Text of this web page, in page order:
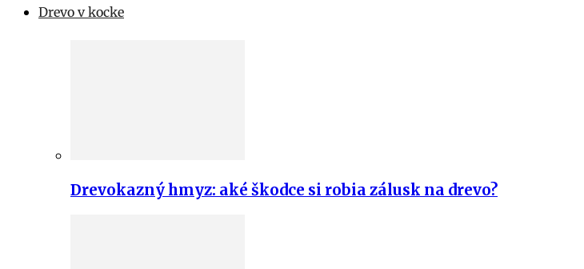
Drevo v kocke
Drevokazný hmyz: aké škodce si robia zálusk na drevo?